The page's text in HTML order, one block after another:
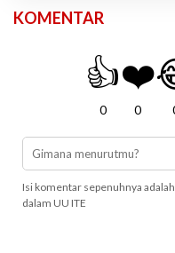
KOMENTAR
👍
0
❤️
0
Isi komentar sepenuhnya
dalam UU ITE